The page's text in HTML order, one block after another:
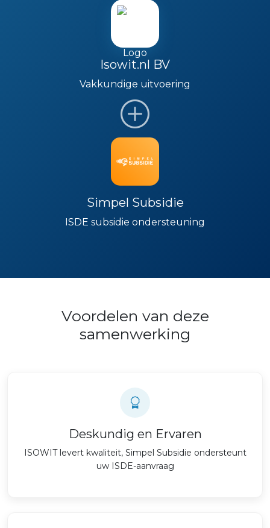
Isowit.nl BV
Vakkundige uitvoering
Simpel Subsidie
ISDE subsidie ondersteuning
Voordelen van deze
samenwerking
Deskundig en Ervaren
ISOWIT levert kwaliteit, Simpel Subsidie ondersteunt
uw ISDE-aanvraag